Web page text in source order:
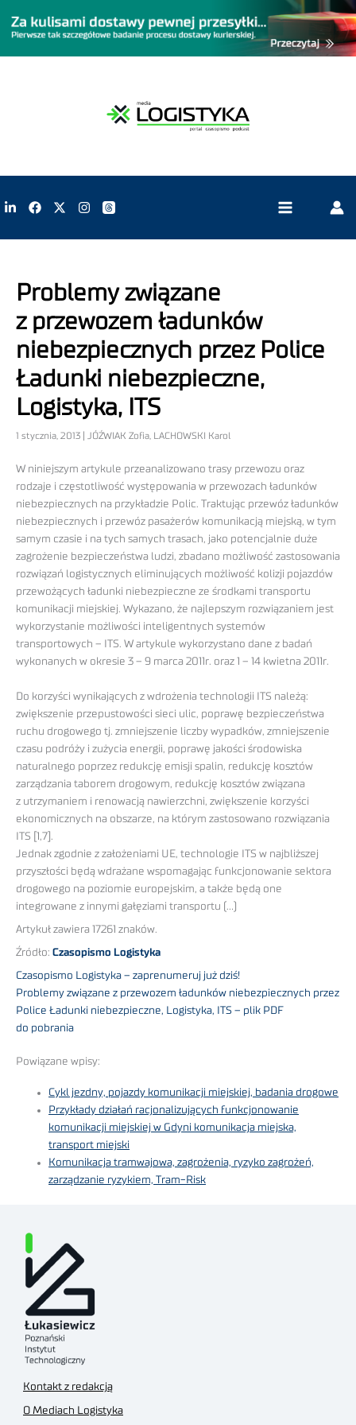
Problemy związane
z przewozem ładunków
niebezpiecznych przez Police
Ładunki niebezpieczne,
Logistyka, ITS
1 stycznia, 2013 | JÓŹWIAK Zofia, LACHOWSKI Karol
W niniejszym artykule przeanalizowano trasy przewozu oraz
rodzaje i częstotliwość występowania w przewozach ładunków
niebezpiecznych na przykładzie Polic. Traktując przewóz ładunków
niebezpiecznych i przewóz pasażerów komunikacją miejską, w tym
samym czasie i na tych samych trasach, jako potencjalnie duże
zagrożenie bezpieczeństwa ludzi, zbadano możliwość zastosowania
rozwiązań logistycznych eliminujących możliwość kolizji pojazdów
przewożących ładunki niebezpieczne ze środkami transportu
komunikacji miejskiej. Wykazano, że najlepszym rozwiązaniem jest
wykorzystanie możliwości inteligentnych systemów
transportowych – ITS. W artykule wykorzystano dane z badań
wykonanych w okresie 3 – 9 marca 2011r. oraz 1 – 14 kwietna 2011r.
Do korzyści wynikających z wdrożenia technologii ITS należą:
zwiększenie przepustowości sieci ulic, poprawę bezpieczeństwa
ruchu drogowego tj. zmniejszenie liczby wypadków, zmniejszenie
czasu podróży i zużycia energii, poprawę jakości środowiska
naturalnego poprzez redukcję emisji spalin, redukcję kosztów
zarządzania taborem drogowym, redukcję kosztów związana
z utrzymaniem i renowacją nawierzchni, zwiększenie korzyści
ekonomicznych na obszarze, na którym zastosowano rozwiązania
ITS [1,7].
Jednak zgodnie z założeniami UE, technologie ITS w najbliższej
przyszłości będą wdrażane wspomagając funkcjonowanie sektora
drogowego na poziomie europejskim, a także będą one
integrowane z innymi gałęziami transportu (…)
Artykuł zawiera 17261 znaków.
Źródło: Czasopismo Logistyka
Czasopismo Logistyka – zaprenumeruj już dziś!
Problemy związane z przewozem ładunków niebezpiecznych przez
Police Ładunki niebezpieczne, Logistyka, ITS – plik PDF
do pobrania
Powiązane wpisy:
Cykl jezdny, pojazdy komunikacji miejskiej, badania drogowe
Przykłady działań racjonalizujących funkcjonowanie
komunikacji miejskiej w Gdyni komunikacja miejska,
transport miejski
Komunikacja tramwajowa, zagrożenia, ryzyko zagrożeń,
zarządzanie ryzykiem, Tram-Risk
Kontakt z redakcją
O Mediach Logistyka